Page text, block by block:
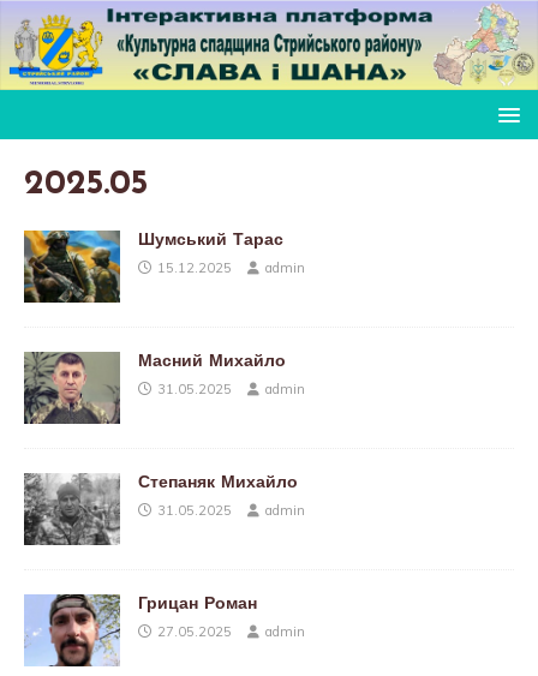
2025.05
Шумський Тарас
15.12.2025 admin
Масний Михайло
31.05.2025 admin
Степаняк Михайло
31.05.2025 admin
Грицан Роман
27.05.2025 admin